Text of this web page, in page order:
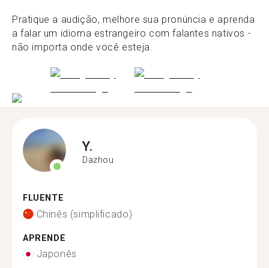
Pratique a audição, melhore sua pronúncia e aprenda
a falar um idioma estrangeiro com falantes nativos -
não importa onde você esteja.
Y.
Dazhou
FLUENTE
Chinês (simplificado)
APRENDE
Japonês